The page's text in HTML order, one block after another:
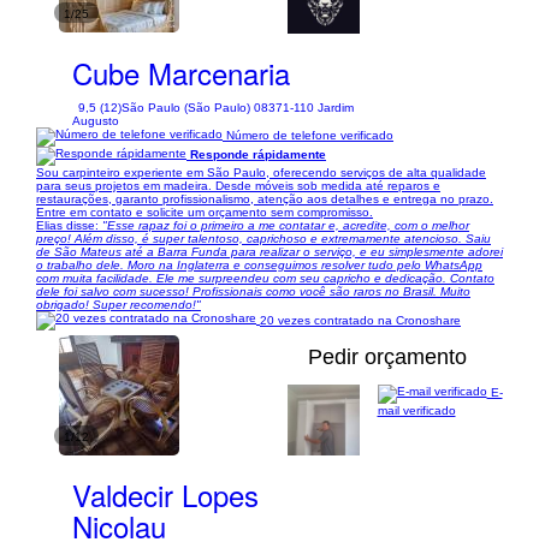
1/25
Cube Marcenaria
9,5 (12)São Paulo (São Paulo) 08371-110 Jardim
Augusto
Número de telefone verificado
Responde rápidamente
Sou carpinteiro experiente em São Paulo, oferecendo serviços de alta qualidade
para seus projetos em madeira. Desde móveis sob medida até reparos e
restaurações, garanto profissionalismo, atenção aos detalhes e entrega no prazo.
Entre em contato e solicite um orçamento sem compromisso.
Elias disse: "Esse rapaz foi o primeiro a me contatar e, acredite, com o melhor
preço! Além disso, é super talentoso, caprichoso e extremamente atencioso. Saiu
de São Mateus até a Barra Funda para realizar o serviço, e eu simplesmente adorei
o trabalho dele. Moro na Inglaterra e conseguimos resolver tudo pelo WhatsApp
com muita facilidade. Ele me surpreendeu com seu capricho e dedicação. Contato
dele foi salvo com sucesso! Profissionais como você são raros no Brasil. Muito
obrigado! Super recomendo!"
20 vezes contratado na Cronoshare
1/12
Pedir orçamento
Valdecir Lopes
Nicolau
E-
mail verificado